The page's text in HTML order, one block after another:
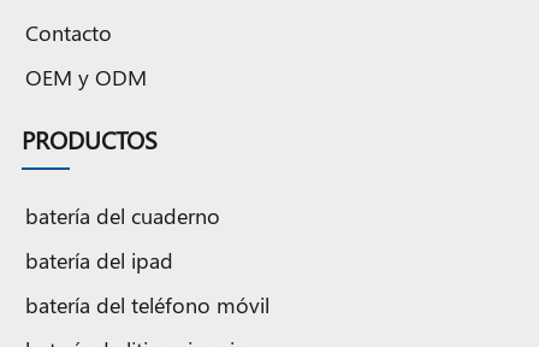
Contacto
OEM y ODM
PRODUCTOS
batería del cuaderno
batería del ipad
batería del teléfono móvil